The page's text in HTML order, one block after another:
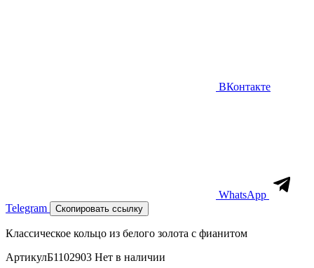
ВКонтакте
WhatsApp
Telegram
Скопировать ссылку
Классическое кольцо из белого золота с фианитом
АртикулБ1102903 Нет в наличии